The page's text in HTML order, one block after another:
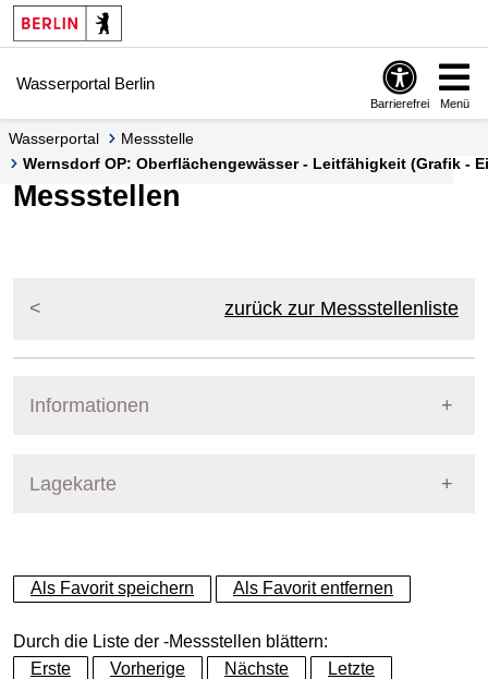
Springe zur Navigation
Springe zum Inhalt
Wasserportal Berlin
Barrierefrei Menü
Wasserportal
Messstelle
Wernsdorf OP: Oberflächengewässer - Leitfähigkeit (Grafik -
Messstellen
zurück zur Messstellenliste
Informationen
Lagekarte
+
−
Als Favorit speichern Als Favorit entfernen
Durch die Liste der -Messstellen blättern:
Erste
Vorherige Nächste Letzte